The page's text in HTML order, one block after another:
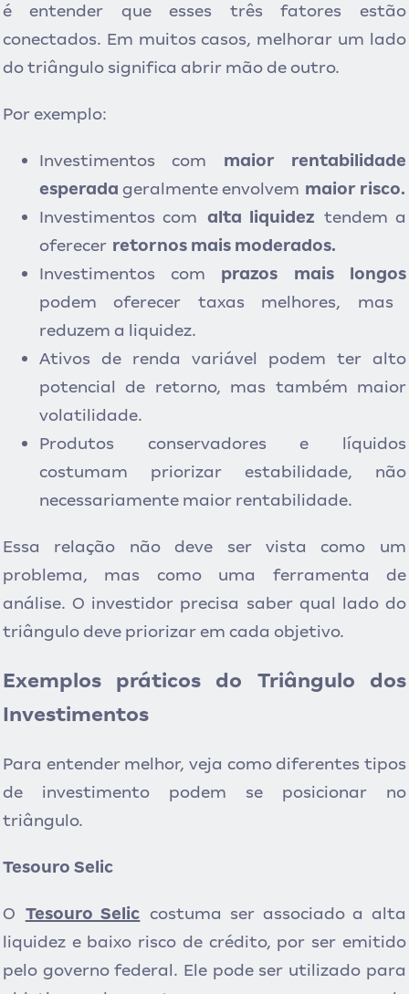
é entender que esses três fatores estão
conectados. Em muitos casos, melhorar um lado
do triângulo significa abrir mão de outro.
Por exemplo:
Investimentos com maior rentabilidade
esperada geralmente envolvem maior risco.
Investimentos com alta liquidez tendem a
oferecer retornos mais moderados.
Investimentos com prazos mais longos
podem oferecer taxas melhores, mas
reduzem a liquidez.
Ativos de renda variável podem ter alto
potencial de retorno, mas também maior
volatilidade.
Produtos conservadores e líquidos
costumam priorizar estabilidade, não
necessariamente maior rentabilidade.
Essa relação não deve ser vista como um
problema, mas como uma ferramenta de
análise. O investidor precisa saber qual lado do
triângulo deve priorizar em cada objetivo.
Exemplos práticos do Triângulo dos
Investimentos
Para entender melhor, veja como diferentes tipos
de investimento podem se posicionar no
triângulo.
Tesouro Selic
O Tesouro Selic costuma ser associado a alta
liquidez e baixo risco de crédito, por ser emitido
pelo governo federal. Ele pode ser utilizado para